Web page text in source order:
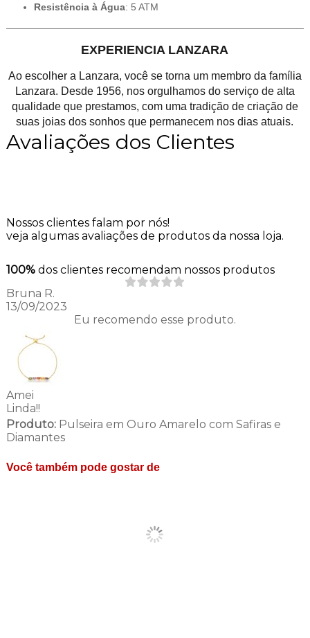
Resistência à Água: 5 ATM
EXPERIENCIA LANZARA
Ao escolher a Lanzara, você se torna um membro da família
Lanzara. Desde 1956, nos orgulhamos do serviço de alta
qualidade que prestamos, com uma tradição de criação de
suas joias dos sonhos que permanecem nos dias atuais.
Avaliações dos Clientes
Nossos clientes falam por nós!
veja algumas avaliações de produtos da nossa loja.
100% dos clientes recomendam nossos produtos
Bruna R.
13/09/2023
Eu recomendo esse produto.
Amei
Linda!!
Produto:Pulseira em Ouro Amarelo com Safiras e
Diamantes
Você também pode gostar de